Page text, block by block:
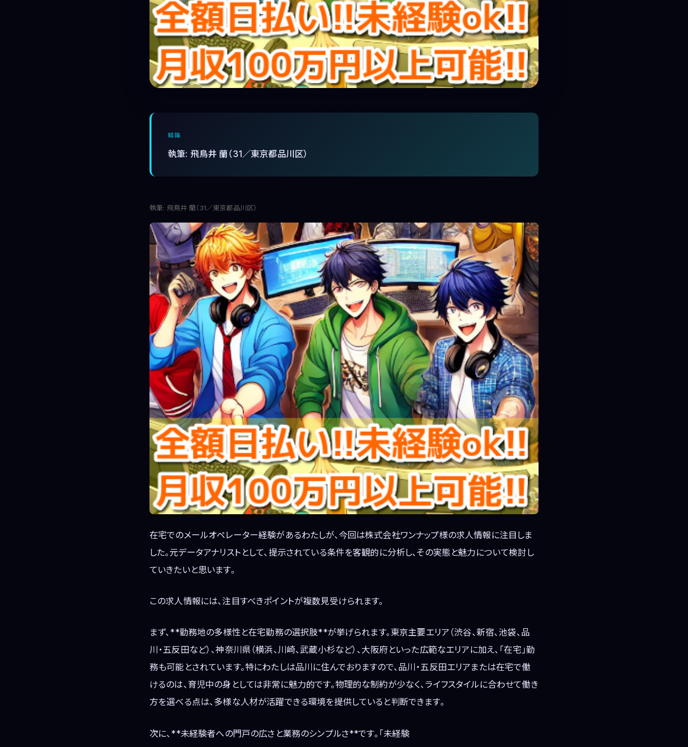
結論
執筆: 飛鳥井 蘭（31／東京都品川区）
執筆: 飛鳥井 蘭（31／東京都品川区）
在宅でのメールオペレーター経験があるわたしが、今回は株式会社ワンナップ様の求人情報に注目しま
した。元データアナリストとして、提示されている条件を客観的に分析し、その実態と魅力について検討し
ていきたいと思います。
この求人情報には、注目すべきポイントが複数見受けられます。
まず、**勤務地の多様性と在宅勤務の選択肢**が挙げられます。東京主要エリア（渋谷、新宿、池袋、品
川・五反田など）、神奈川県（横浜、川崎、武蔵小杉など）、大阪府といった広範なエリアに加え、「在宅」勤
務も可能とされています。特にわたしは品川に住んでおりますので、品川・五反田エリアまたは在宅で働
けるのは、育児中の身としては非常に魅力的です。物理的な制約が少なく、ライフスタイルに合わせて働き
方を選べる点は、多様な人材が活躍できる環境を提供していると判断できます。
次に、**未経験者への門戸の広さと業務のシンプルさ**です。「未経験